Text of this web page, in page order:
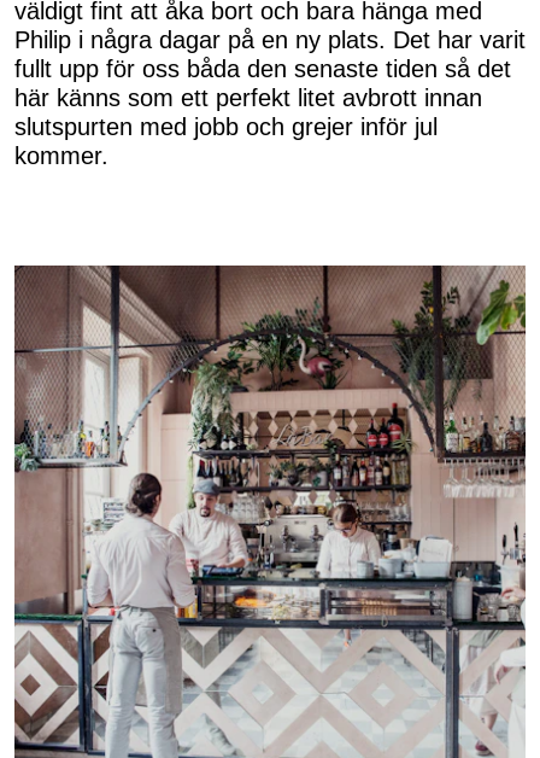
väldigt fint att åka bort och bara hänga med
Philip i några dagar på en ny plats. Det har varit
fullt upp för oss båda den senaste tiden så det
här känns som ett perfekt litet avbrott innan
slutspurten med jobb och grejer inför jul
kommer.